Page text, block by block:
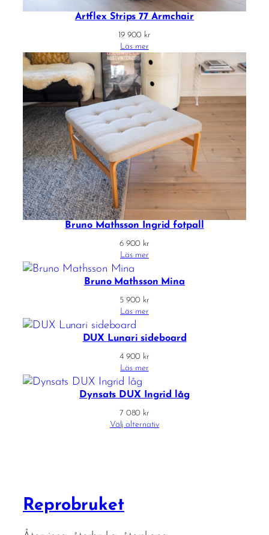
Artflex Strips 77 Armchair
19 900 kr
Läs mer
Bruno Mathsson Ingrid fotpall
6 900 kr
Läs mer
Bruno Mathsson Mina
5 900 kr
Läs mer
DUX Lunari sideboard
4 900 kr
Läs mer
Dynsats DUX Ingrid låg
7 080 kr
Välj alternativ
Reprobruket